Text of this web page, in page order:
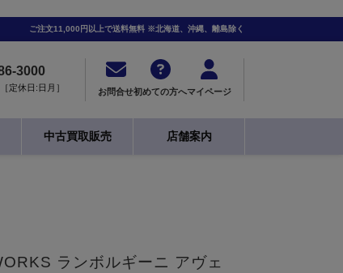
ご注文11,000円以上で送料無料 ※北海道、沖縄、離島除く
3000
定休日:日月］ お問合せ初めての方へマイページ
中古買取販売 店舗案内
ランボルギーニ アヴェ